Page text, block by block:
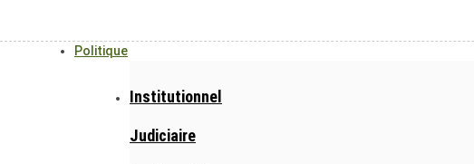
Politique
Institutionnel
Judiciaire